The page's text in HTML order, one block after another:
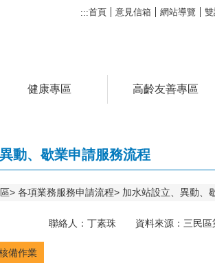
:::首頁 意見信箱 網站導覽
健康專區 高齡友善專區
動、歇業申請服務流程
各項業務服務申請流程 加水站設立、異動、
聯絡人：丁素珠 資料來源：三民
備作業